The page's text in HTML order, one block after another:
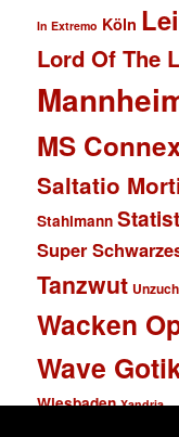
In Extremo Köln
Lord Of The
MS
Saltatio
Stahlmann
Super
Tanzwut
Wacken
Wave
Wiesbaden Xandria